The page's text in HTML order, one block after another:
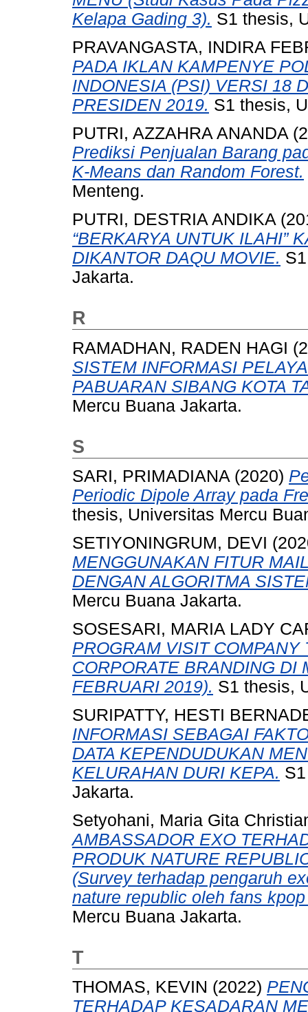
Kelapa Gading 3). S1 thesis,
PRAVANGASTA, INDIRA
PADA IKLAN KAMPENYE
INDONESIA (PSI) VERSI 18
PRESIDEN 2019. S1 thesis,
PUTRI, AZZAHRA ANANDA
Prediksi Penjualan Barang
K-Means dan Random Forest.
Menteng.
PUTRI, DESTRIA ANDIKA
“BERKARYA UNTUK ILAHI”
DIKANTOR DAQU MOVIE.
Jakarta.
R
RAMADHAN, RADEN HAGI
SISTEM INFORMASI
PABUARAN SIBANG KOTA
Mercu Buana Jakarta.
S
SARI, PRIMADIANA(2020)
Periodic Dipole Array pada
thesis, Universitas Mercu
SETIYONINGRUM, DEVI
MENGGUNAKAN FITUR
DENGAN ALGORITMA
Mercu Buana Jakarta.
SOSESARI, MARIA LADY
PROGRAM VISIT COMPANY
CORPORATE BRANDING DI
FEBRUARI 2019). S1 thesis,
SURIPATTY, HESTI
INFORMASI SEBAGAI
DATA KEPENDUDUKAN
KELURAHAN DURI KEPA.
Jakarta.
Setyohani, Maria Gita
AMBASSADOR EXO
PRODUK NATURE
(Survey terhadap pengaruh
nature republic oleh fans
Mercu Buana Jakarta.
T
THOMAS, KEVIN (2022)
TERHADAP KESADARAN